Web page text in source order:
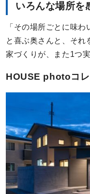
いろんな場所を
「その場所ごとに味わ
と喜ぶ奥さんと、それ
家づくりが、また1つ
HOUSE photoコ